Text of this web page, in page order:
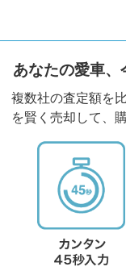
あなたの愛車、
複数社の査定額を
を賢く売却して、